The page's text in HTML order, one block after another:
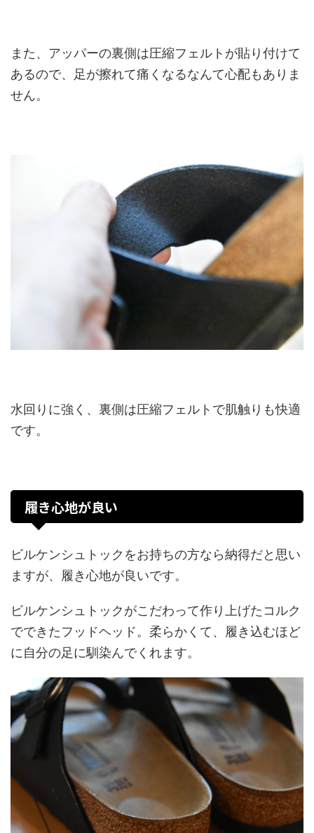
また、アッパーの裏側は圧縮フェルトが貼り付けて
あるので、足が擦れて痛くなるなんて心配もありま
せん。
水回りに強く、裏側は圧縮フェルトで肌触りも快適
です。
履き心地が良い
ビルケンシュトックをお持ちの方なら納得だと思い
ますが、履き心地が良いです。
ビルケンシュトックがこだわって作り上げたコルク
でできたフッドヘッド。柔らかくて、履き込むほど
に自分の足に馴染んでくれます。